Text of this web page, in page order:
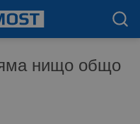
нищо общо